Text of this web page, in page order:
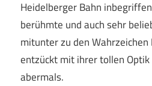
Heidelberger Bahn
berühmte und auch sehr
mitunter zu den Wahrzeichen
entzückt mit ihrer tollen Optik
abermals.